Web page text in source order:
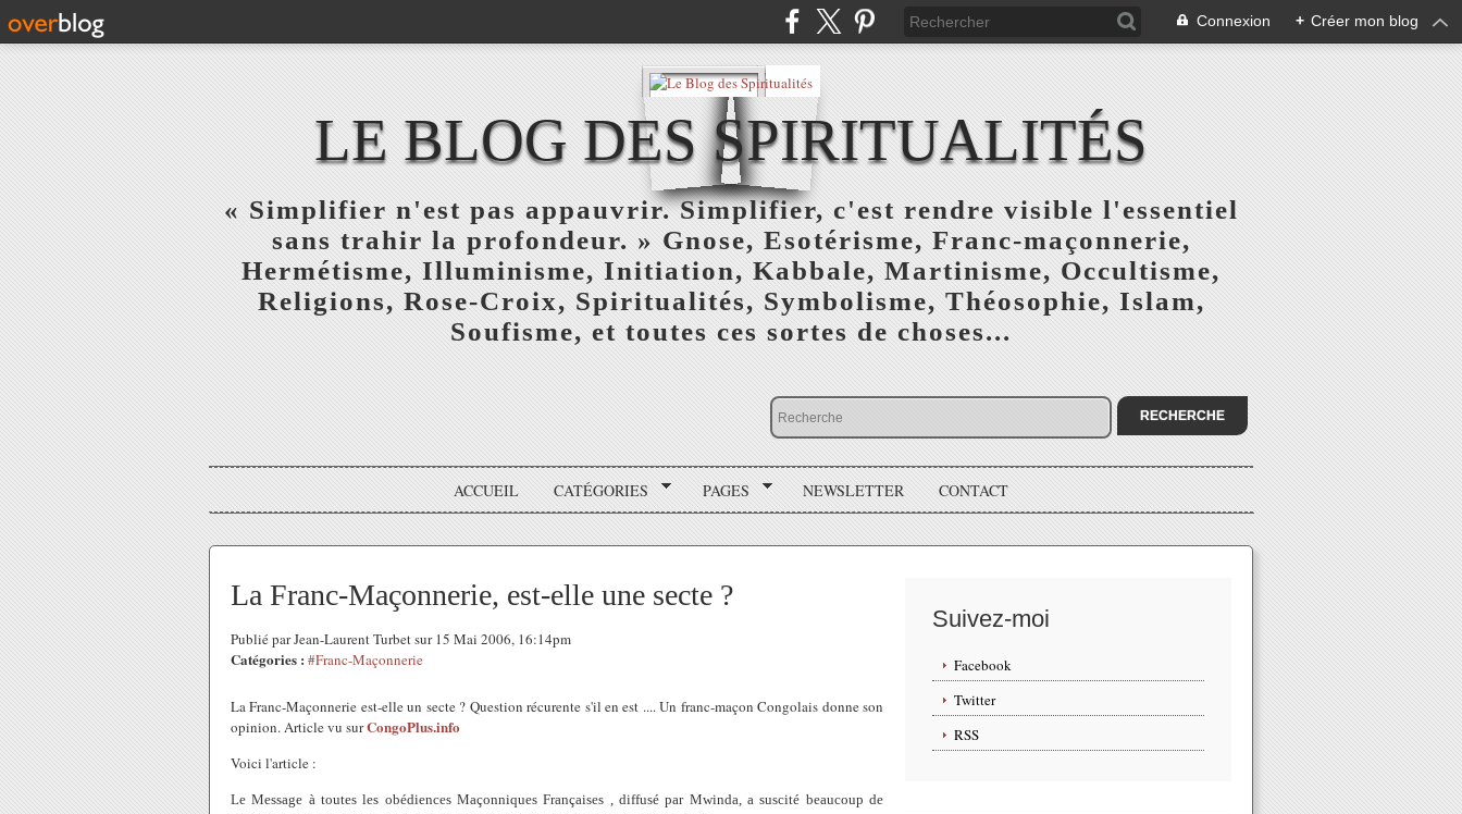
Connexion + Créer mon blog
LE BLOG DES SPIRITUALITÉS
« Simplifier n'est pas appauvrir. Simplifier, c'est rendre visible l'essentiel
sans trahir la profondeur. » Gnose, Esotérisme, Franc-maçonnerie,
Hermétisme, Illuminisme, Initiation, Kabbale, Martinisme, Occultisme,
Religions, Rose-Croix, Spiritualités, Symbolisme, Théosophie, Islam,
Soufisme, et toutes ces sortes de choses...
ACCUEIL CATÉGORIES PAGES NEWSLETTER CONTACT
La Franc-Maçonnerie, est-elle une secte ?
Publié par Jean-Laurent Turbet sur 15 Mai 2006, 16:14pm
Catégories : #Franc-Maçonnerie
La Franc-Maçonnerie est-elle un secte ? Question récurente s'il en est .... Un franc-maçon Congolais donne son
opinion. Article vu surCongoPlus.info
Voici l'article :
Le Message à toutes les obédiences Maçonniques Françaises , diffusé par Mwinda, a suscité beaucoup de
Suivez-moi
Facebook
Twitter
RSS